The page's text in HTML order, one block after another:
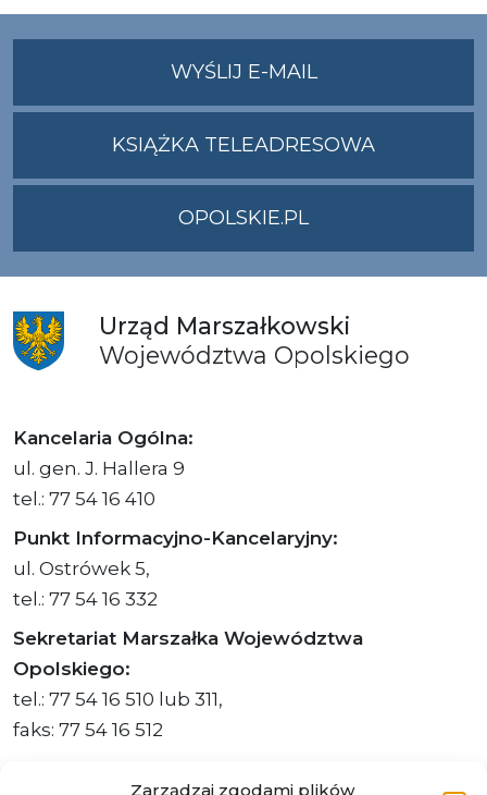
Zarządzaj zgodami plików
WYŚLIJ E-MAILNA
ADRES
KSIĄŻKA TELEADRESOWA
OPOLSKIE.PL
Urząd Marszałkowski
Województwa Opolskiego
Kancelaria Ogólna:
ul. gen. J. Hallera 9
tel.: 77 54 16 410
Punkt Informacyjno-Kancelaryjny:
ul. Ostrówek 5,
tel.: 77 54 16 332
Sekretariat Marszałka Województwa
Opolskiego:
tel.: 77 54 16 510 lub 311,
faks: 77 54 16 512